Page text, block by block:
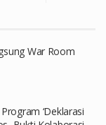
War Room
‘Deklarasi